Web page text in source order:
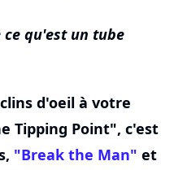
ce qu'est un tube
d'oeil à votre
Tipping Point", c'est
"Break the Man" et